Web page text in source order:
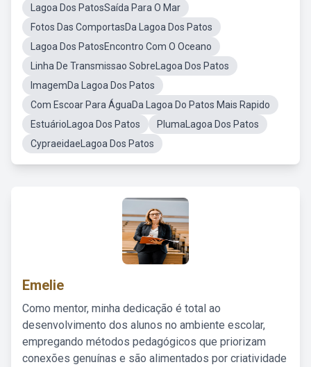
Lagoa Dos PatosSaída Para O Mar
Fotos Das ComportasDa Lagoa Dos Patos
Lagoa Dos PatosEncontro Com O Oceano
Linha De Transmissao SobreLagoa Dos Patos
ImagemDa Lagoa Dos Patos
Com Escoar Para ÁguaDa Lagoa Do Patos Mais Rapido
EstuárioLagoa Dos Patos
PlumaLagoa Dos Patos
CypraeidaeLagoa Dos Patos
Emelie
Como mentor, minha dedicação é total ao
desenvolvimento dos alunos no ambiente escolar,
empregando métodos pedagógicos que priorizam
conexões genuínas e são alimentados por criatividade